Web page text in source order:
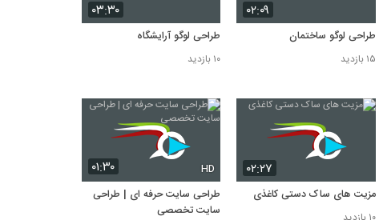
۰۲:۰۹
طراحی لوگو ساختمان
۱۵ بازدید
۰۳:۳۰
طراحی لوگو آرایشگاه
۱۰ بازدید
۰۲:۲۷
مزیت های ساک دستی کاغذی
۰۱:۳۰ HD
طراحی سایت حرفه ای | طراحی
سایت تخصصی